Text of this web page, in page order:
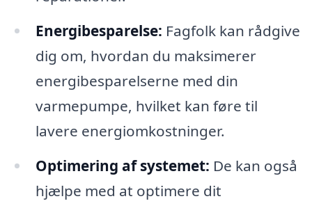
Energibesparelse: Fagfolk kan rådgive
dig om, hvordan du maksimerer
energibesparelserne med din
varmepumpe, hvilket kan føre til
lavere energiomkostninger.
Optimering af systemet: De kan også
hjælpe med at optimere dit